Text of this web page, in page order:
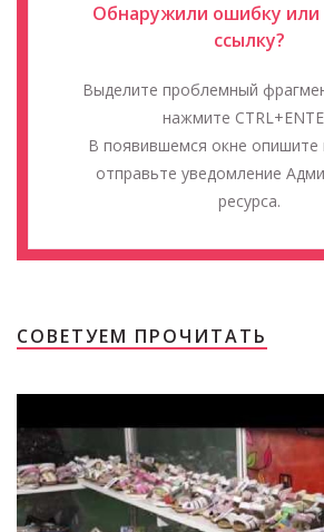
Обнаружили ошибку
ссылку?
Выделите проблемный
нажмите
В появившемся окне опишите
отправьте уведомление
ресурса.
СОВЕТУЕМ ПРОЧИТАТЬ